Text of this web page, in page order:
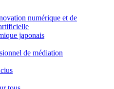
numérique et de
japonais
de médiation